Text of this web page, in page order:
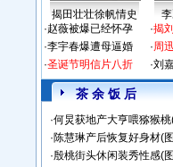
揭田壮壮徐帆情史
·赵薇被爆已经怀孕
·李宇春爆遭母逼婚
·圣诞节明信片八折
·揭
·周
·刘
茶 余 饭 后
·何炅获地产大亨喂猕猴
·陈慧琳产后恢复好身材(
·殷桃街头休闲装秀性感(